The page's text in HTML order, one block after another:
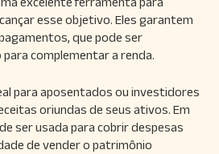
esse objetivo. Eles garantem
que pode ser
complementar a renda.
para aposentados ou investidores
oriundas de seus ativos. Em
ser usada para cobrir despesas
de vender o patrimônio